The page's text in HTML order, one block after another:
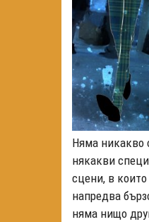
Няма никакво
някакви
сцени, в
напредва
няма нищо